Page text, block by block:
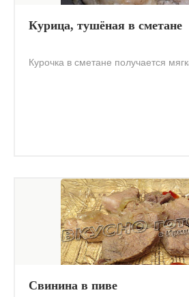
Курица, тушёная в сметане
Курочка в сметане получается
Свинина в пиве